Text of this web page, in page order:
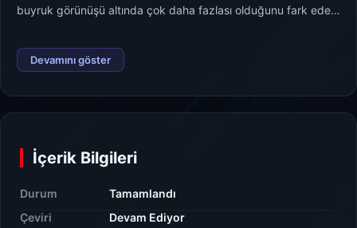
buyruk görünüşü altında çok daha fazlası olduğunu fark eder.
alabileceğini anlamaya başlar.
Devamını göster
İçerik Bilgileri
Durum
Tamamlandı
Çeviri
Devam Ediyor